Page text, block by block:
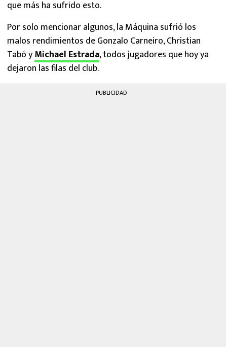
que más ha sufrido esto.
Por solo mencionar algunos, la Máquina sufrió los
malos rendimientos de Gonzalo Carneiro, Christian
Tabó yMichael Estrada, todos jugadores que hoy ya
dejaron las filas del club.
PUBLICIDAD